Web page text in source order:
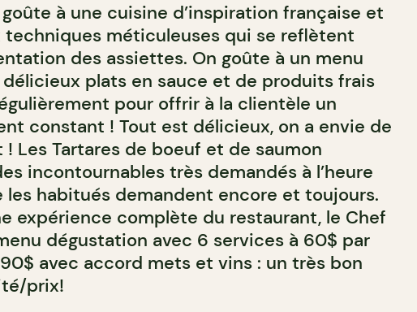
goûte à une cuisine d’inspiration française et
techniques méticuleuses qui se reflètent
des assiettes. On goûte à un menu
plats en sauce et de produits frais
pour offrir à la clientèle un
constant ! Tout est délicieux, on a envie de
Les Tartares de boeuf et de saumon
incontournables très demandés à l’heure
les habitués demandent encore et toujours.
expérience complète du restaurant, le Chef
dégustation avec 6 services à 60$ par
avec accord mets et vins : un très bon
prix!